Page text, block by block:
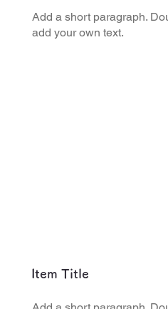
Add a short paragraph.
add your own text.
Item Title